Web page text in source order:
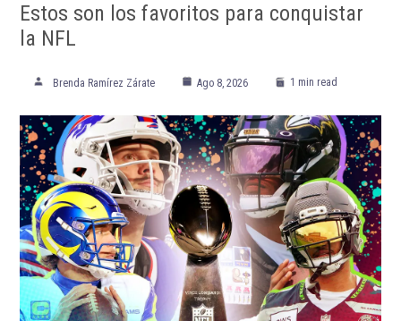
Estos son los favoritos para conquistar
la NFL
Brenda Ramírez Zárate Ago 8, 2026 1 min read